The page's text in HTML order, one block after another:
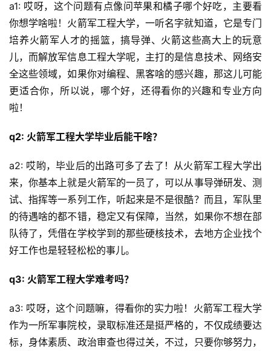
a1: 哎呀，这个问题有点像问苹果和橘子哪个好吃，主要看
你想学啥啦！火箭军工程大学，一听名字就知道，它是专门
培养火箭军人才的摇篮，搞导弹、火箭这些高大上的玩意
儿，而解放军信息工程大学呢，主打的是信息技术、网络安
全这些领域，如果你对编程、黑客啥的感兴趣，那这儿可能
更适合你，所以说，哪个好，还得看你的兴趣和专业方向
啦！
q2: 火箭军工程大学毕业后能干啥？
a2: 哎哟，毕业后的出路可多了去了！从火箭军工程大学出
来，你基本上就是火箭军的一员了，可以从事导弹研发、测
试、指挥等一系列工作，听起来是不是很酷？而且，军队里
的待遇啥的都不错，稳定又有保障，当然，如果你不想在部
队待了，凭借在学校学到的那些硬核技术，去地方企业找个
好工作也是轻轻松松的事儿。
q3: 火箭军工程大学难考吗？
a3: 哎呀，这个问题嘛，得看你的实力啦！火箭军工程大学
作为一所军事院校，录取标准还是挺严格的，不仅成绩要达
标，身体素质、政治审查也得过关，不过，只要你够努力，